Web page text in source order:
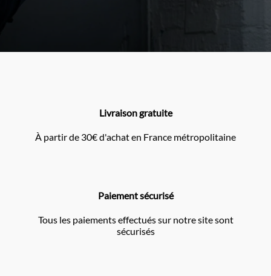
Livraison gratuite
À partir de 30€ d'achat en France métropolitaine
Paiement sécurisé
Tous les paiements effectués sur notre site sont
sécurisés